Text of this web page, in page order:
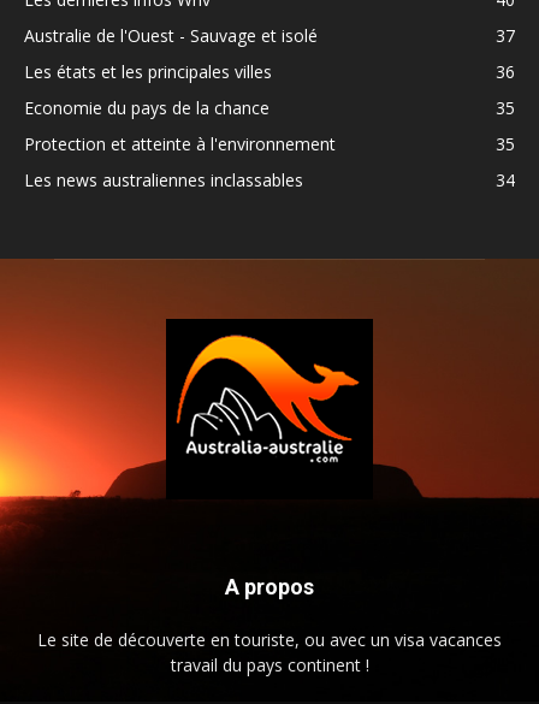
Australie de l'Ouest - Sauvage et isolé
37
Les états et les principales villes
36
Economie du pays de la chance
35
Protection et atteinte à l'environnement
35
Les news australiennes inclassables
34
A propos
Le site de découverte en touriste, ou avec un visa vacances
travail du pays continent !